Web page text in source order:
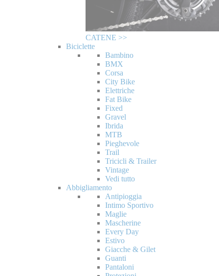
CATENE >>
Biciclette
Bambino
BMX
Corsa
City Bike
Elettriche
Fat Bike
Fixed
Gravel
Ibrida
MTB
Pieghevole
Trail
Tricicli & Trailer
Vintage
Vedi tutto
Abbigliamento
Antipioggia
Intimo Sportivo
Maglie
Mascherine
Every Day
Estivo
Giacche & Gilet
Guanti
Pantaloni